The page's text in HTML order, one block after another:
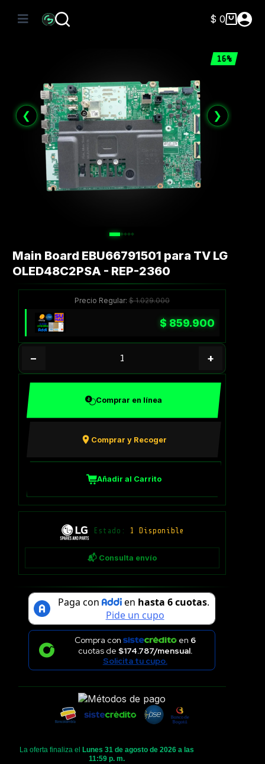
Carro
$ 0
16%
❮ ❯
Main Board EBU66791501 para TV LG
OLED48C2PSA - REP-2360
Precio Regular:$1.029.000
$859.900
− +
Comprar en línea
Comprar y Recoger
Añadir al Carrito
Estado: 1 Disponible
📬 Consulta envío
Compra con en 6
cuotas de $174.787/mensual.
Solicita tu cupo.
La oferta finaliza el
Lunes 31 de agosto de 2026 a las
11:59 p. m.